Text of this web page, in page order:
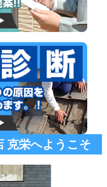
克栄へようこそ